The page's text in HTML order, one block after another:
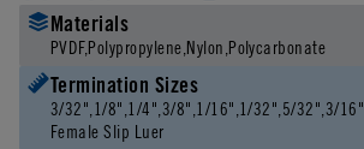
Materials
PVDF Polypropylene Nylon Polycarbonate
Termination Sizes
3/32" 1/8" 1/4" 3/8" 1/16" 1/32" 5/32" 3/16"
Female Slip Luer